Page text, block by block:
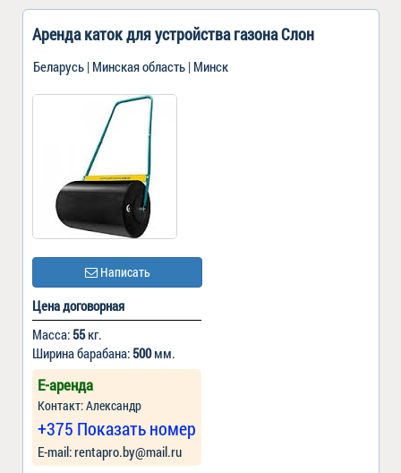
Аренда каток для устройства газона Слон
Беларусь | Минская область | Минск
Написать
Цена договорная
Масса: 55кг.
Ширина барабана: 500мм.
Е-аренда
Контакт: Александр
+375 Показать номер
Е-mail: rentapro.by@mail.ru